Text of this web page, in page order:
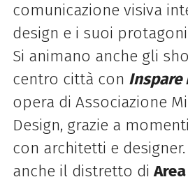
comunicazione visiva
design e i suoi
Si animano anche gli
centro città con Inspare
opera di Associazione
Design, grazie a
con architetti e
anche il distretto di